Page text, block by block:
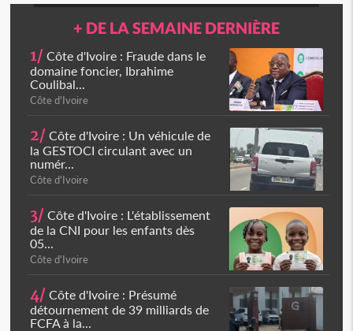
+ DE LA SEMAINE DERNIÈRE
1/ Côte d'Ivoire : Fraude dans le
domaine foncier, Ibrahime
Coulibal...
Côte d'Ivoire
2/ Côte d'Ivoire : Un véhicule de
la GESTOCI circulant avec un
numér...
Côte d'Ivoire
3/ Côte d'Ivoire : L'établissement
de la CNI pour les enfants dès
05...
Côte d'Ivoire
4/ Côte d'Ivoire : Présumé
détournement de 39 milliards de
FCFA à la...